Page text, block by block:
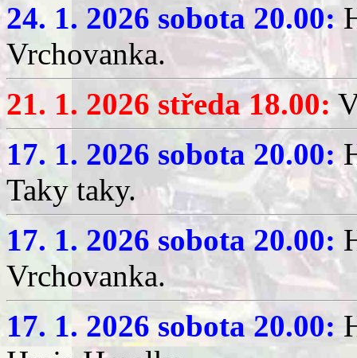
24. 1. 2026 sobota 20.00:
Vrchovanka.
21. 1. 2026 středa 18.00:
17. 1. 2026 sobota 20.00:
Taky taky.
17. 1. 2026 sobota 20.00:
Vrchovanka.
17. 1. 2026 sobota 20.00: